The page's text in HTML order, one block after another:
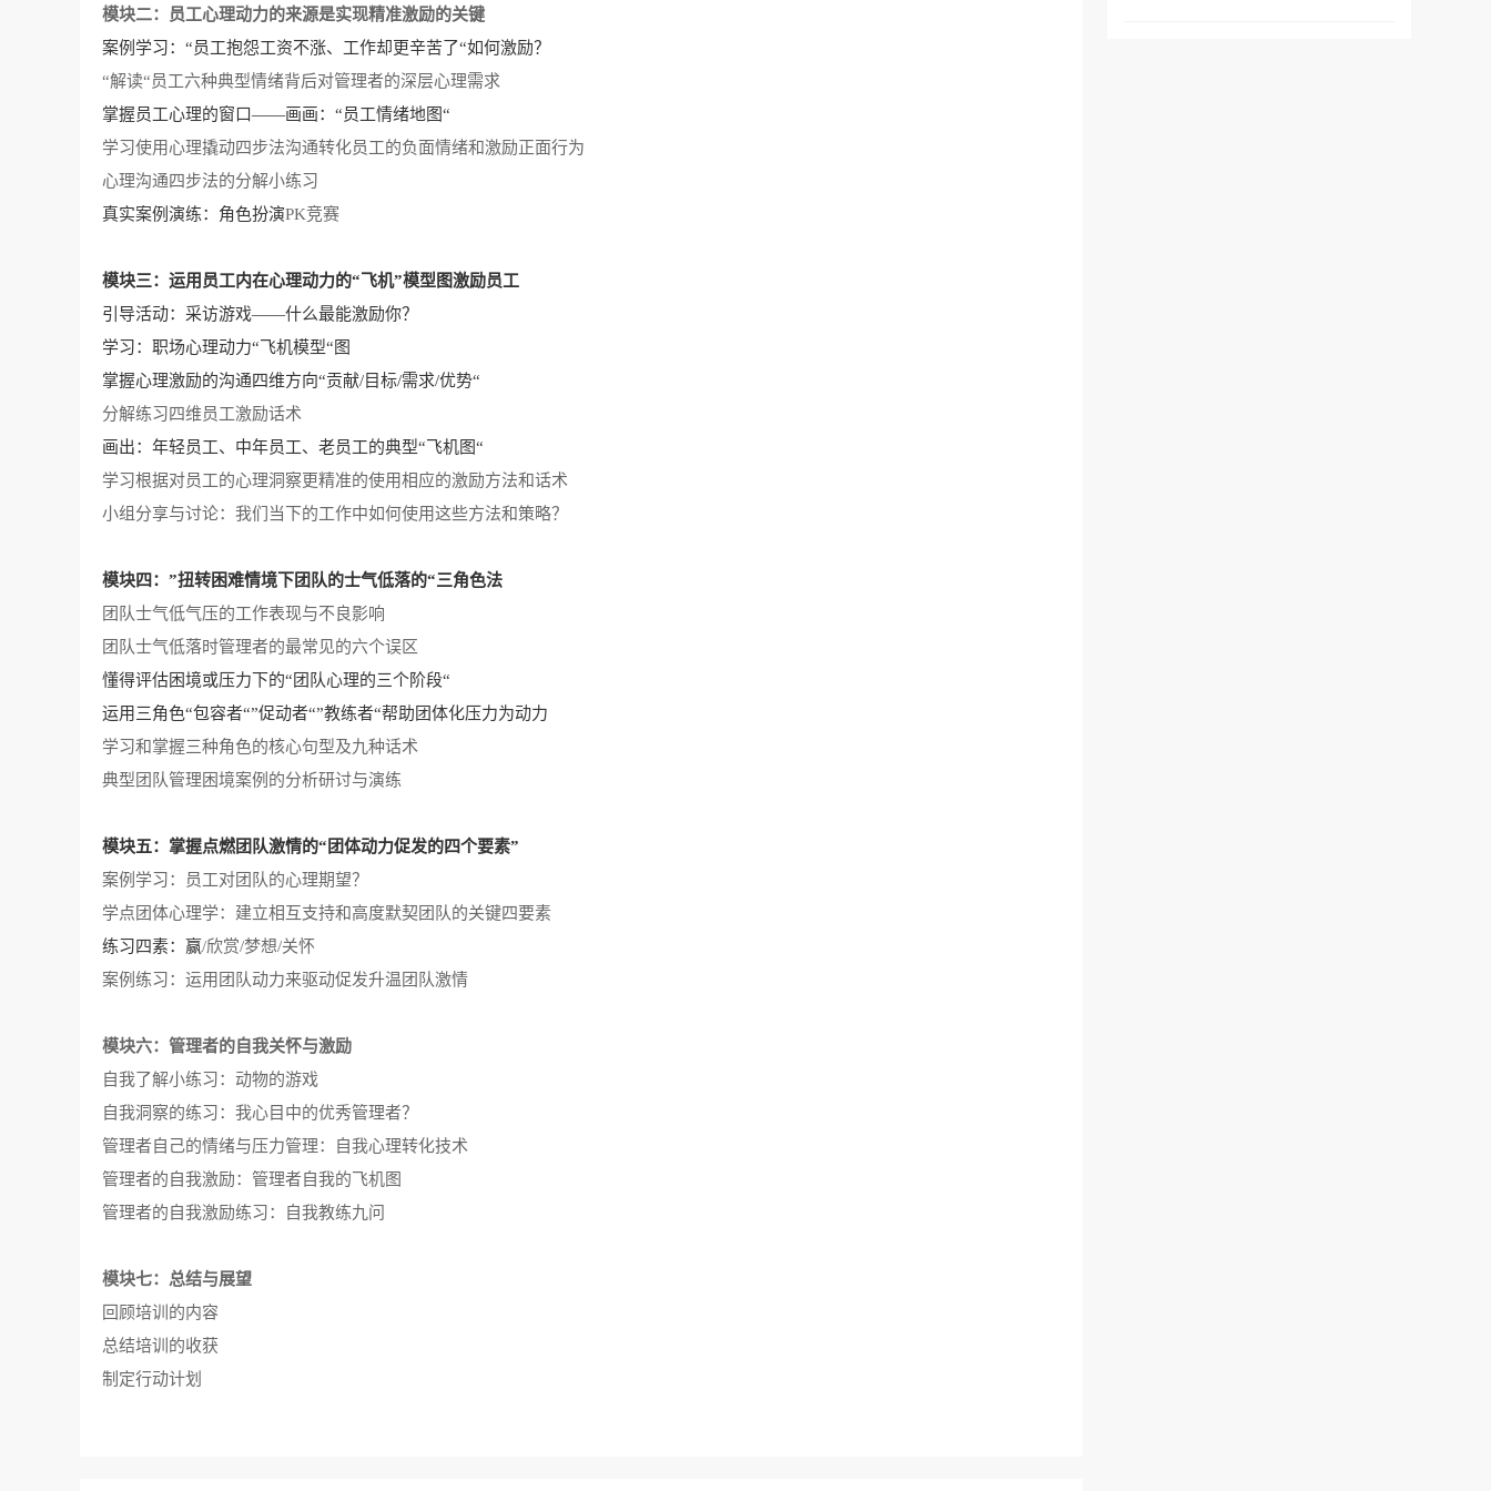
模块二：员工心理动力的来源是实现精准激励的关键
案例学习： “员工抱怨工资不涨、工作却更辛苦了“如何激励？
“解读“员工六种典型情绪背后对管理者的深层心理需求
掌握员工心理的窗口——画画：“员工情绪地图“
学习使用心理撬动四步法沟通转化员工的负面情绪和激励正面行为
心理沟通四步法的分解小练习
真实案例演练：角色扮演PK竞赛
模块三：运用员工内在心理动力的“飞机”模型图激励员工
引导活动：采访游戏——什么最能激励你？
学习：职场心理动力“飞机模型“图
掌握心理激励的沟通四维方向“贡献/目标/需求/优势“
分解练习四维员工激励话术
画出：年轻员工、中年员工、老员工的典型“飞机图“
学习根据对员工的心理洞察更精准的使用相应的激励方法和话术
小组分享与讨论：我们当下的工作中如何使用这些方法和策略？
模块四： ”扭转困难情境下团队的士气低落的“三角色法
团队士气低气压的工作表现与不良影响
团队士气低落时管理者的最常见的六个误区
懂得评估困境或压力下的“团队心理的三个阶段“
运用三角色“包容者“”促动者“”教练者“帮助团体化压力为动力
学习和掌握三种角色的核心句型及九种话术
典型团队管理困境案例的分析研讨与演练
模块五：掌握点燃团队激情的“团体动力促发的四个要素”
案例学习：员工对团队的心理期望？
学点团体心理学：建立相互支持和高度默契团队的关键四要素
练习四素：赢/欣赏/梦想/关怀
案例练习：运用团队动力来驱动促发升温团队激情
模块六：管理者的自我关怀与激励
自我了解小练习：动物的游戏
自我洞察的练习：我心目中的优秀管理者？
管理者自己的情绪与压力管理：自我心理转化技术
管理者的自我激励：管理者自我的飞机图
管理者的自我激励练习：自我教练九问
模块七：总结与展望
回顾培训的内容
总结培训的收获
制定行动计划